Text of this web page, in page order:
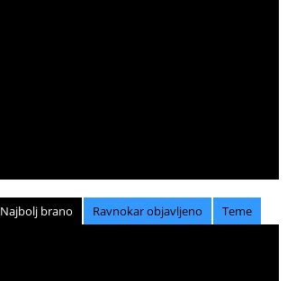
Najbolj brano Ravnokar objavljeno Teme